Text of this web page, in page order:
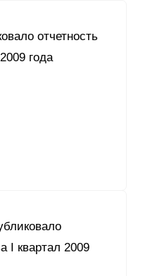
отчетность
года
I квартал 2009